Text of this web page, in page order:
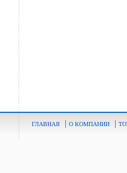
ГЛАВНАЯ О КОМПАНИИ